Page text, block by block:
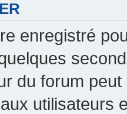
enregistré
du forum
utilisateurs